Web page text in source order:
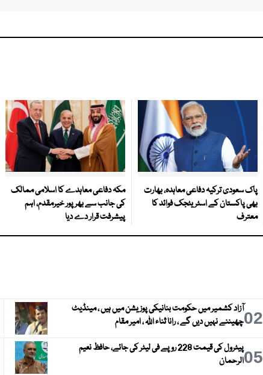
پاک سعودی ترکیہ دفاعی معاہدہ، بھارت
بھی پاکستان کے اسٹریٹجک فوائد کا
معترف
مکہ دفاعی معاہدے کا اسلامی ممالک
کی جانب سے بھرپور خیرمقدم، اہم
پیشرفت قرار دے دیا
02آزاد کشمیر میں حکومت بنانیکی پوزیشن میں ہیں ، مینڈیٹ
چھیننے نہیں دیں گے ، رانا ثناء اللہ ، امیر مقام
05
پیٹرول کی قیمت 228 روپے فی لیٹر کی جائے، حافظ نعیم
الرحمان